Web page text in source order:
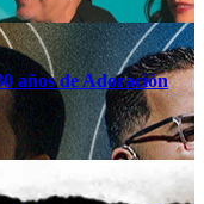
años de Adoración